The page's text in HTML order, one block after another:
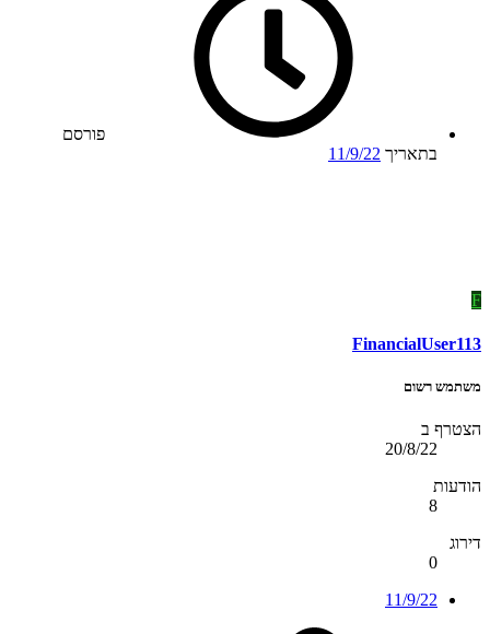
פורסם
בתאריך 11/9/22
F
FinancialUser113
משתמש רשום
הצטרף ב
20/8/22
הודעות
8
דירוג
0
11/9/22